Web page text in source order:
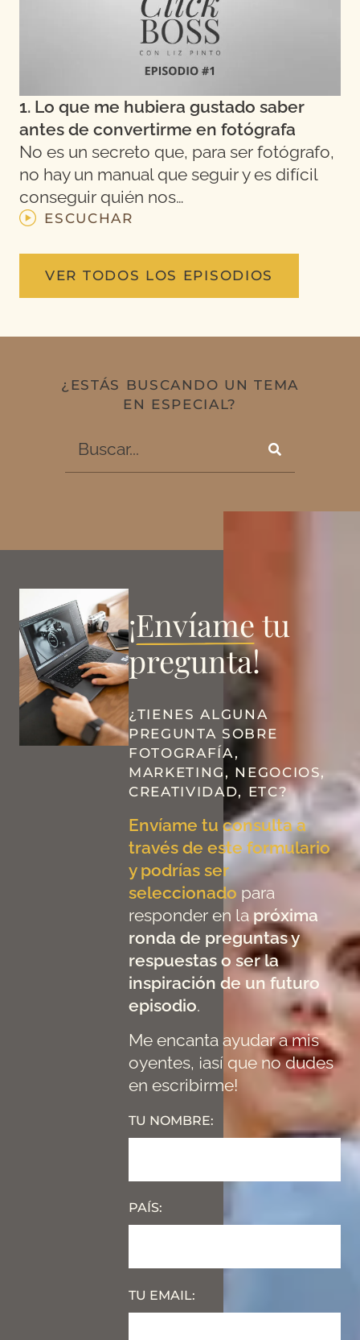
1. Lo que me hubiera gustado saber
antes de convertirme en fotógrafa
No es un secreto que, para ser fotógrafo,
no hay un manual que seguir y es difícil
conseguir quién nos…
ESCUCHAR
VER TODOS LOS EPISODIOS
¿ESTÁS BUSCANDO UN TEMA
EN ESPECIAL?
¡Envíametu
pregunta!
¿TIENES ALGUNA
PREGUNTA SOBRE
FOTOGRAFÍA,
MARKETING, NEGOCIOS,
CREATIVIDAD, ETC?
Envíame tu consulta a
través de este formulario
y podrías ser
seleccionado para
responder en la próxima
ronda de preguntas y
respuestas o ser la
inspiración de un futuro
episodio.
Me encanta ayudar a mis
oyentes, ¡así que no dudes
en escribirme!
TU NOMBRE:
PAÍS:
TU EMAIL: